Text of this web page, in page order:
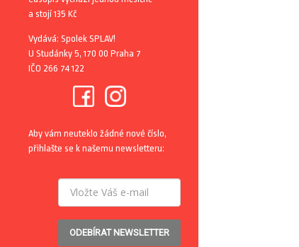
a stojí 135 Kč
Vydává: Spolek SPLAV!
U Studánky 5, 170 00 Praha 7
IČO 266 74 122
Aby vám neuteklo žádné nové číslo,
přihlašte se k našemu newsletteru:
ODEBÍRAT NEWSLETTER